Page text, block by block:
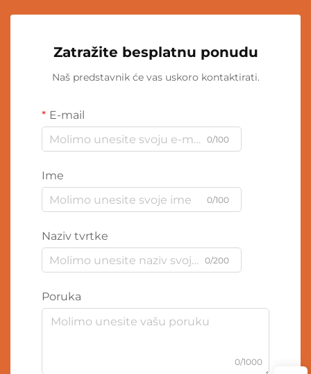
Zatražite besplatnu ponudu
Naš predstavnik će vas uskoro kontaktirati.
E-mail
0/100
Ime
0/100
Naziv tvrtke
0/200
Poruka
0/1000